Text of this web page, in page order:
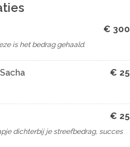
€ 300
is het bedrag gehaald.
€ 25
€ 25
dichterbij je streefbedrag, succes